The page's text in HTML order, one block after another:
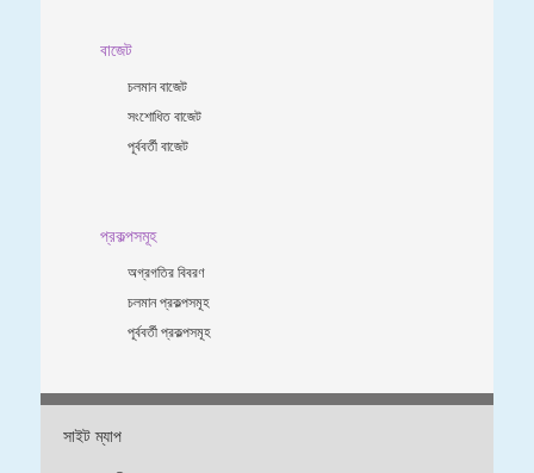
বাজেট
চলমান বাজেট
সংশোধিত বাজেট
পূর্ববর্তী বাজেট
প্রকল্পসমূহ
অগ্রগতির বিবরণ
চলমান প্রকল্পসমূহ
পূর্ববর্তী প্রকল্পসমূহ
সাইট ম্যাপ